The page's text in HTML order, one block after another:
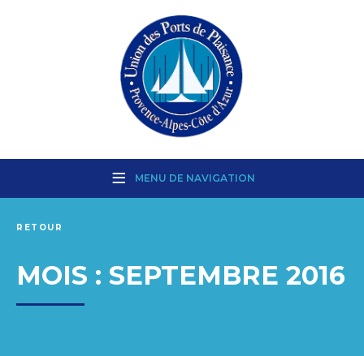
MENU DE NAVIGATION
RETOUR
MOIS : SEPTEMBRE 2016